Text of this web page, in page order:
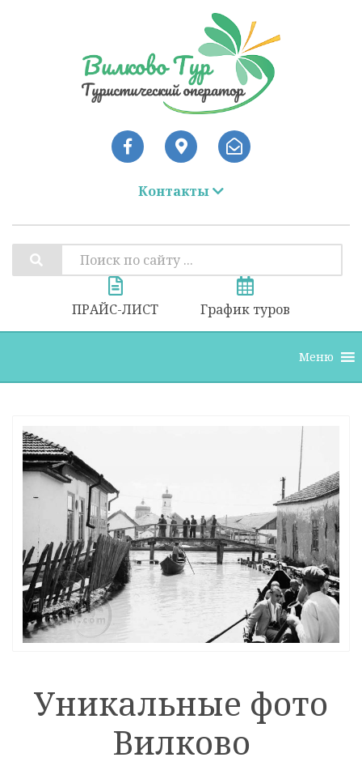
Контакты
ПРАЙС-ЛИСТ График туров
Меню
Уникальные фото
Вилково